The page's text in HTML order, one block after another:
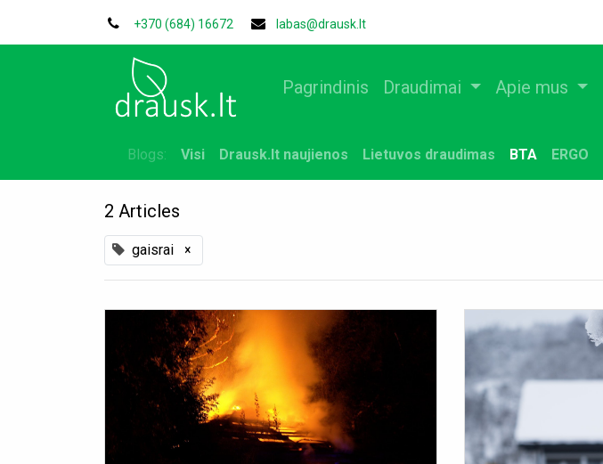
+370 (684) 16672 labas@drausk.lt
Pagrindinis Draudimai Apie mus
Blogs: Visi Drausk.lt naujienos Lietuvos draudimas BTA ERGO
2 Articles
gaisrai ×